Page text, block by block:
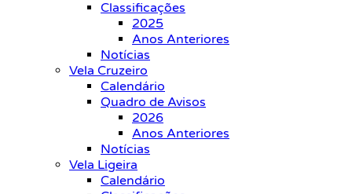
Classificações
2025
Anos Anteriores
Notícias
Vela Cruzeiro
Calendário
Quadro de Avisos
2026
Anos Anteriores
Notícias
Vela Ligeira
Calendário